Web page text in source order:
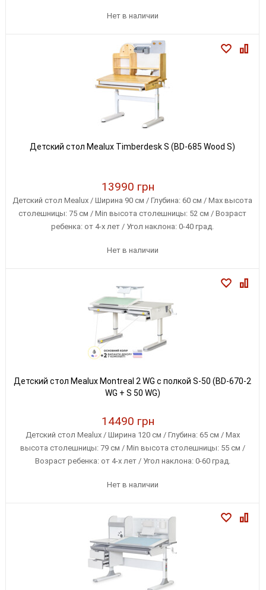
Нет в наличии
Детский стол Mealux Timberdesk S (BD-685 Wood S)
13990 грн
Детский стол Mealux / Ширина 90 см / Глубина: 60 см / Max высота
столешницы: 75 см / Min высота столешницы: 52 см / Возраст
ребенка: от 4-х лет / Угол наклона: 0-40 град.
Нет в наличии
Детский стол Mealux Montreal 2 WG с полкой S-50 (BD-670-2
WG + S 50 WG)
14490 грн
Детский стол Mealux / Ширина 120 см / Глубина: 65 см / Max
высота столешницы: 79 см / Min высота столешницы: 55 см /
Возраст ребенка: от 4-х лет / Угол наклона: 0-60 град.
Нет в наличии